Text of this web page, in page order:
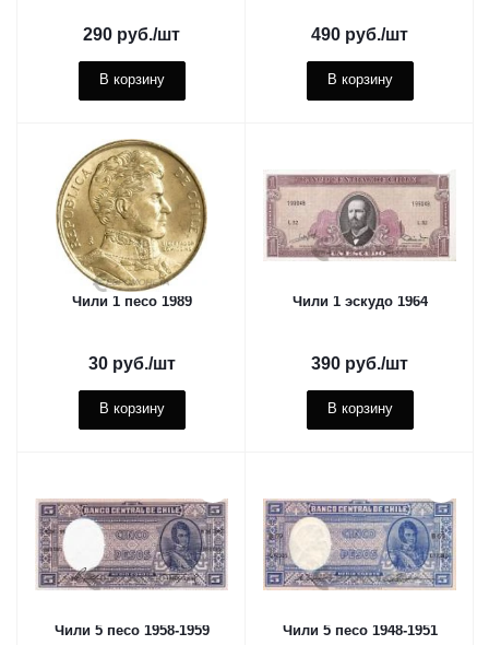
290 руб./шт
В корзину
490 руб./шт
В корзину
Чили 1 песо 1989
30руб./шт
В корзину
Чили 1 эскудо 1964
390 руб./шт
В корзину
Чили 5 песо 1958-1959 Чили 5 песо 1948-1951